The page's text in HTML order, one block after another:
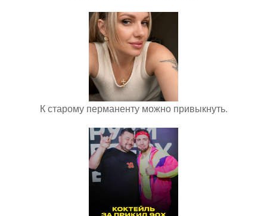
К старому перманенту можно привыкнуть.